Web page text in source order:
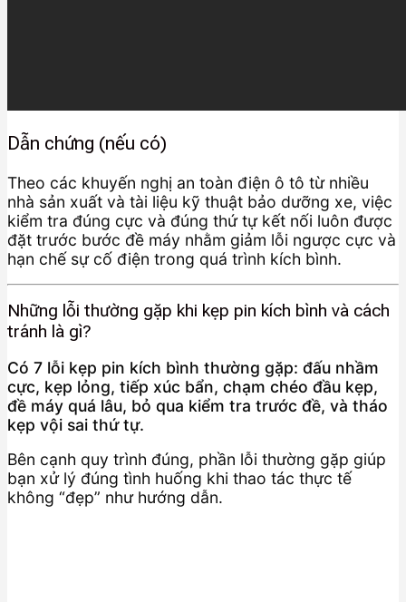
Dẫn chứng (nếu có)
Theo các khuyến nghị an toàn điện ô tô từ nhiều
nhà sản xuất và tài liệu kỹ thuật bảo dưỡng xe, việc
kiểm tra đúng cực và đúng thứ tự kết nối luôn được
đặt trước bước đề máy nhằm giảm lỗi ngược cực và
hạn chế sự cố điện trong quá trình kích bình.
Những lỗi thường gặp khi kẹp pin kích bình và cách
tránh là gì?
Có 7 lỗi kẹp pin kích bình thường gặp: đấu nhầm
cực, kẹp lỏng, tiếp xúc bẩn, chạm chéo đầu kẹp,
đề máy quá lâu, bỏ qua kiểm tra trước đề, và tháo
kẹp vội sai thứ tự.
Bên cạnh quy trình đúng, phần lỗi thường gặp giúp
bạn xử lý đúng tình huống khi thao tác thực tế
không “đẹp” như hướng dẫn.